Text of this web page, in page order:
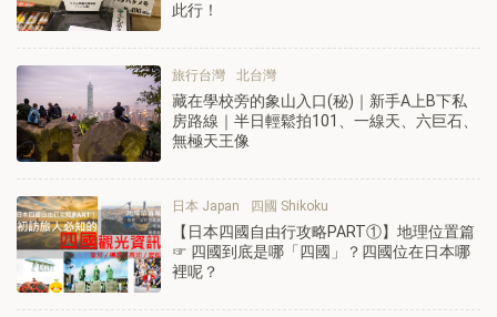
此行！
旅行台灣 北台灣
藏在學校旁的象山入口(秘)｜新手A上B下私
房路線｜半日輕鬆拍101、一線天、六巨石、
無極天王像
日本 Japan 四國 Shikoku
【日本四國自由行攻略PART①】地理位置篇
☞ 四國到底是哪「四國」？四國位在日本哪
裡呢？